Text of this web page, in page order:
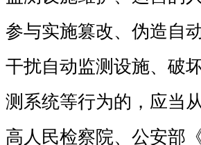
参与实施篡改、伪造自
干扰自动监测设施、破
测系统等行为的，应当
高人民检察院、公安部